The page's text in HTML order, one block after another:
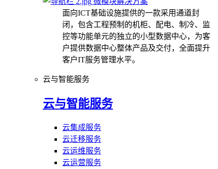
面向ICT基础设施提供的一款采用通道封
闭，包含工程预制的机柜、配电、制冷、监
控等功能单元的独立的小型数据中心，为客
户提供数据中心整体产品及交付，全面提升
客户IT服务管理水平。
云与智能服务
云与智能服务
云集成服务
云迁移服务
云运维服务
云运营服务